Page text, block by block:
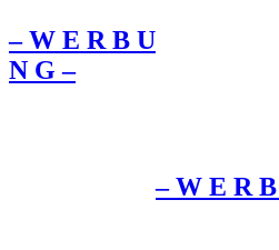
– W Ε R Β U
Ν G –
– W Ε R